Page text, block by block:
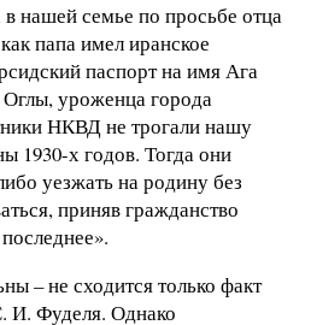
нашей семье по просьбе отца
папа имел иранское
паспорт на имя Ага
уроженца города
НКВД не трогали нашу
1930-х годов. Тогда они
уезжать на родину без
приняв гражданство
– не сходится только факт
И. Фуделя. Однако